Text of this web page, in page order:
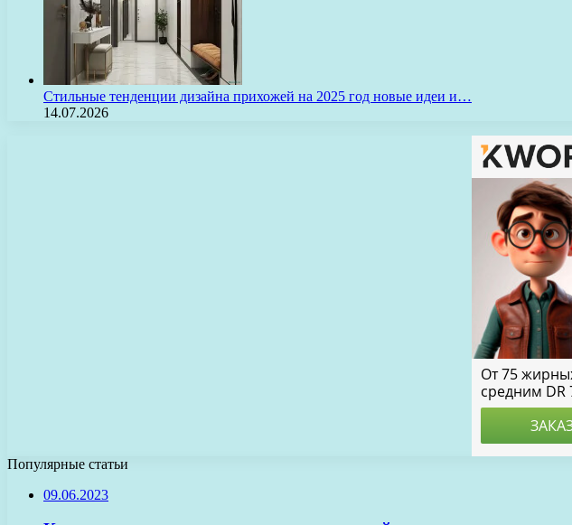
Стильные тенденции дизайна прихожей на 2025 год новые идеи и…
14.07.2026
Популярные статьи
09.06.2023